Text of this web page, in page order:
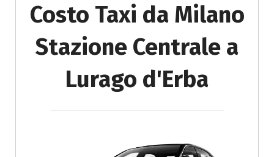
Costo Taxi da Milano
Stazione Centrale a
Lurago d'Erba